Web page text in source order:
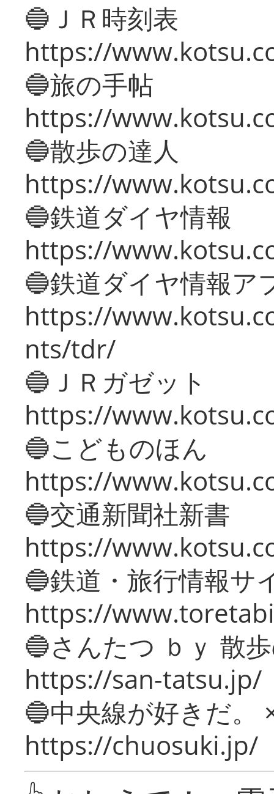
🔵ＪＲ時刻表
https://
🔵旅の手帖
https://
🔵散歩の達人
https://
🔵鉄道ダイヤ情報
https://
🔵鉄道ダイヤ情報ア
https://
nts/tdr/
🔵ＪＲガゼット
https://
🔵こどものほん
https://
🔵交通新聞社新書
https://
🔵鉄道・旅行情報サ
https://
🔵さんたつ ｂｙ 散
https://san-tatsu.jp/
🔵中央線が好きだ。
https://chuosuki.jp/